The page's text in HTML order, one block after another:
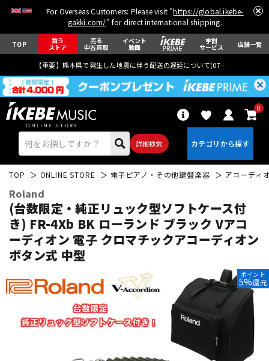
For Overseas Customers: Please visit "https://global.ikebe-
gakki.com/" for direct international shipping.
TOP 買う
ストア
売る
中古買取
イベント
動画
学割
サービス 店舗一覧
【重要】熊本県で発生した地震に伴う配送の遅延について(07月29日
詳細検索
0
エレキギター アコギ/エレアコ
ベース ウクレレ
ドラム
TOP ONLINE STORE 電子ピアノ・その他鍵盤楽器 アコーディ
Roland
(台数限定・純正リュック型ソフトケース付
き) FR-4Xb BK ローランド ブラック Vアコ
ーディオン 電子 クロマチックアコーディオン
ボタン式 中型
ポイント
5%還元